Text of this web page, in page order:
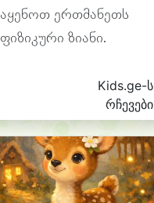
აყენოთ ერთმანეთს
ფიზიკური ზიანი.
Kids.ge-ს
რჩევები